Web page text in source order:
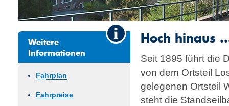
Weitere
Informationen
Fahrplan
Fahrpreise
Hoch hinaus
Seit 1895 führt die
von dem Ortsteil
gelegenen Ortsteil
steht die